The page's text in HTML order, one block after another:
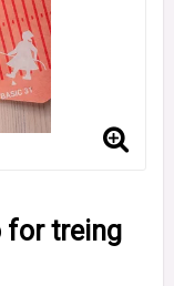
for treing